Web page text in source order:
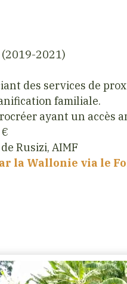
(2019-2021)
des services de
familiale.
ayant un
Rusizi, AIMF
la Wallonie via le